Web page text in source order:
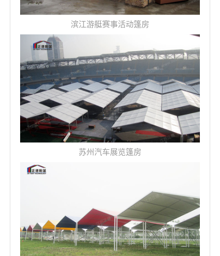
滨江游艇赛事活动篷房
苏州汽车展览篷房